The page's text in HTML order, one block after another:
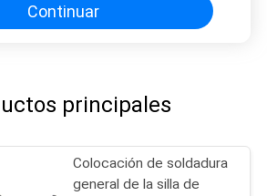
Continuar
principales
Colocación de soldadura
general de la silla de